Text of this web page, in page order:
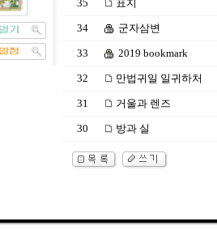
35 표지
34 군자삼변
33 2019 bookmark
32 만법귀일 일귀하처
31 거울과 렌즈
30 방과 실